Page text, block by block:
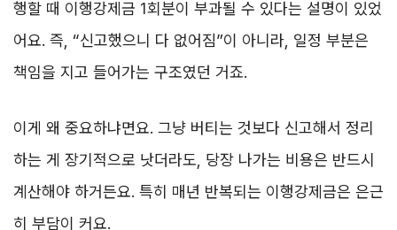
행할 때 이행강제금 1회분이 부과될 수 있다는 설명이 있었
어요. 즉, “신고했으니 다 없어짐”이 아니라, 일정 부분은
책임을 지고 들어가는 구조였던 거죠.
이게 왜 중요하냐면요. 그냥 버티는 것보다 신고해서 정리
하는 게 장기적으로 낫더라도, 당장 나가는 비용은 반드시
계산해야 하거든요. 특히 매년 반복되는 이행강제금은 은근
히 부담이 커요.